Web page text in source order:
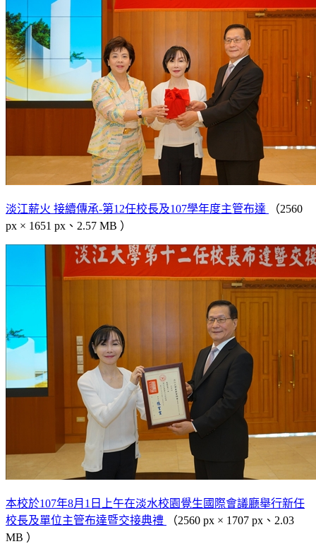
淡江薪火 接續傳承-第12任校長及107學年度主管布達
（2560
px × 1651 px、2.57 MB ）
本校於107年8月1日上午在淡水校園覺生國際會議廳舉行新任
校長及單位主管布達暨交接典禮
（2560 px × 1707 px、2.03
MB ）